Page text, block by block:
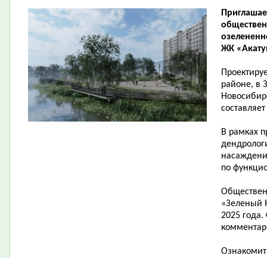
ЖК
районе, в
В рамках
по
«Зеленый
2025